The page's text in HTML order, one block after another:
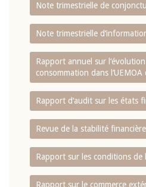
Note trimestrielle de
Note trimestrielle
Rapport annuel sur
consommation dans
Rapport d‘audit sur les états
Revue de la stabilité financière
Rapport sur les conditions de
Rapport sur le commerce